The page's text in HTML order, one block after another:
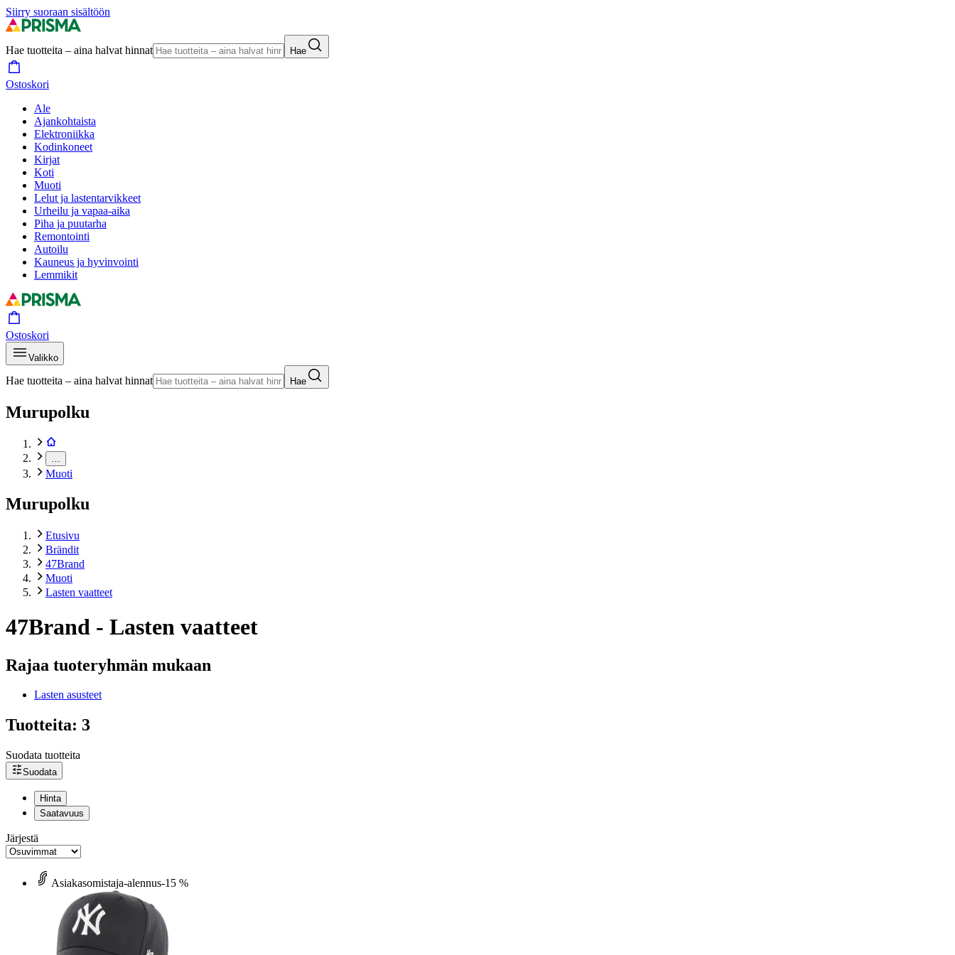
Siirry suoraan sisältöön
Hae tuotteita – aina halvat hinnat Hae
Ostoskori
Ale
Ajankohtaista
Elektroniikka
Kodinkoneet
Kirjat
Koti
Muoti
Lelut ja lastentarvikkeet
Urheilu ja vapaa-aika
Piha ja puutarha
Remontointi
Autoilu
Kauneus ja hyvinvointi
Lemmikit
Ostoskori
Valikko
Hae tuotteita – aina halvat hinnat Hae
Murupolku
Muoti
Murupolku
Etusivu
Brändit
47Brand
Muoti
Lasten vaatteet
47Brand - Lasten vaatteet
Rajaa tuoteryhmän mukaan
Lasten asusteet
Tuotteita: 3
Suodata tuotteita
Suodata
Hinta
Saatavuus
Järjestä
Asiakasomistaja-alennus-15 %